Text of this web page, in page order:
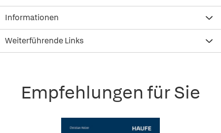
Informationen
Weiterführende Links
Empfehlungen für Sie